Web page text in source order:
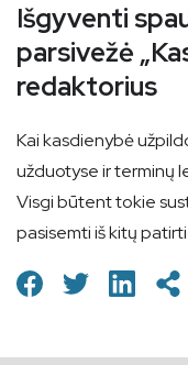
Išgyventi
parsivežė
redaktorius
Kai kasdienybė
užduotyse ir terminų
Visgi būtent tokie
pasisemti iš kitų